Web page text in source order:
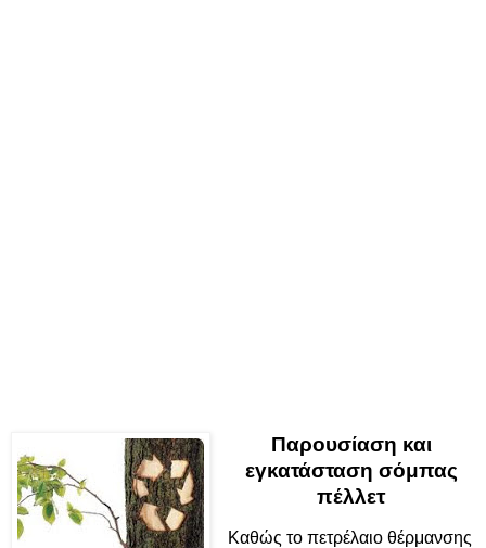
Παρουσίαση και
εγκατάσταση σόμπας
πέλλετ
Καθώς το πετρέλαιο θέρμανσης